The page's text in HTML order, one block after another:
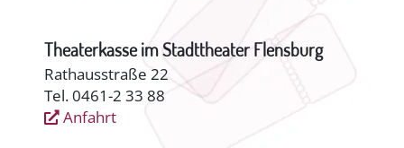
Theaterkasse im Stadttheater Flensburg
Rathausstraße 22
Tel. 0461-2 33 88
Anfahrt